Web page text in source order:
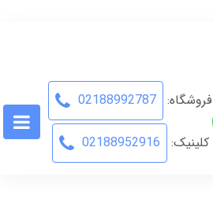
فروشگاه: 02188992787
کلینیک: 02188952916